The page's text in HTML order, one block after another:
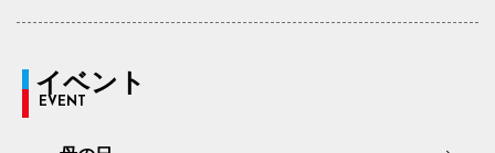
イベント
EVENT